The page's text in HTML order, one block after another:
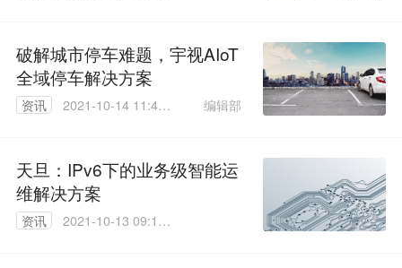
破解城市停车难题，宇视AIoT
全域停车解决方案
资讯
2021-10-14 11:43:
编辑部
天旦：IPv6下的业务级智能运
维解决方案
资讯
2021-10-13 09:10: